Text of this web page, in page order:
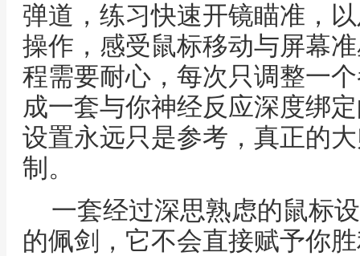
弹道，练习快速开镜瞄准，
操作，感受鼠标移动与屏幕
程需要耐心，每次只调整一
成一套与你神经反应深度绑
设置永远只是参考，真正的
制。
一套经过深思熟虑的鼠标
的佩剑，它不会直接赋予你